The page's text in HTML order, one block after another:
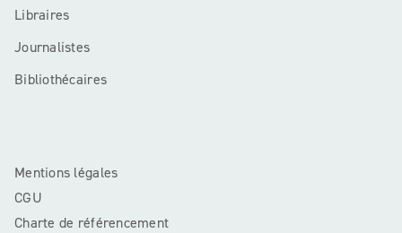
Libraires
Journalistes
Bibliothécaires
Mentions légales
CGU
Charte de référencement